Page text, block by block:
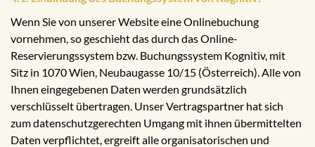
Wenn Sie von unserer Website eine Onlinebuchung
vornehmen, so geschieht das durch das Online-
Reservierungssystem bzw. Buchungssystem Kognitiv, mit
Sitz in 1070 Wien, Neubaugasse 10/15 (Österreich). Alle von
Ihnen eingegebenen Daten werden grundsätzlich
verschlüsselt übertragen. Unser Vertragspartner hat sich
zum datenschutzgerechten Umgang mit ihnen übermittelten
Daten verpflichtet, ergreift alle organisatorischen und